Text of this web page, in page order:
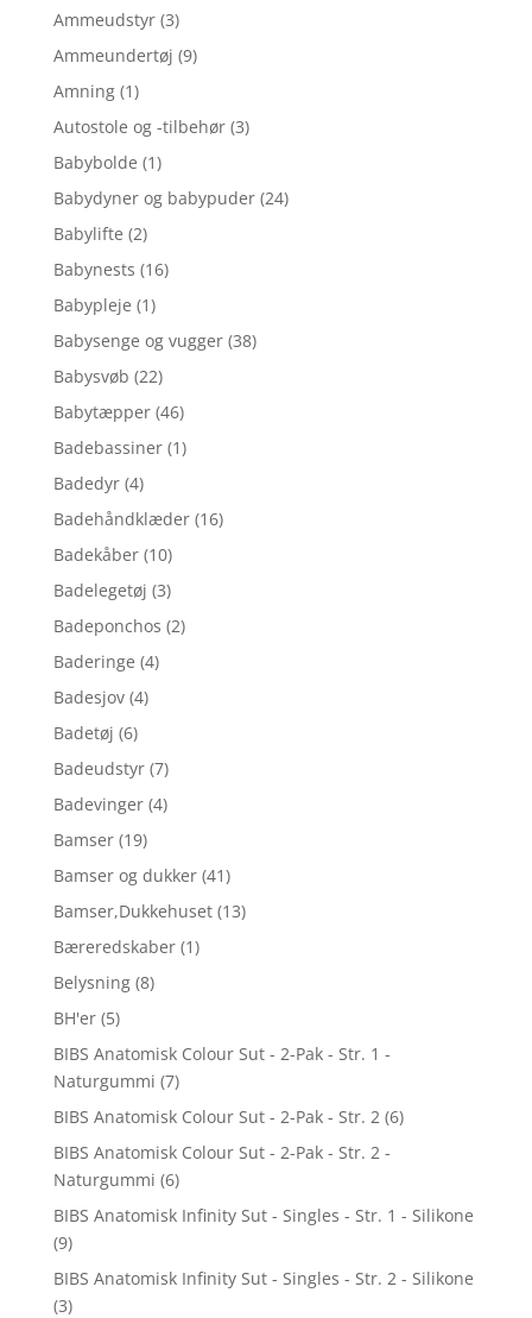
Ammeudstyr (3)
Ammeundertøj (9)
Amning (1)
Autostole og -tilbehør (3)
Babybolde (1)
Babydyner og babypuder (24)
Babylifte (2)
Babynests (16)
Babypleje (1)
Babysenge og vugger (38)
Babysvøb (22)
Babytæpper (46)
Badebassiner (1)
Badedyr (4)
Badehåndklæder (16)
Badekåber (10)
Badelegetøj (3)
Badeponchos (2)
Baderinge (4)
Badesjov (4)
Badetøj (6)
Badeudstyr (7)
Badevinger (4)
Bamser (19)
Bamser og dukker (41)
Bamser,Dukkehuset (13)
Bæreredskaber (1)
Belysning (8)
BH'er (5)
BIBS Anatomisk Colour Sut - 2-Pak - Str. 1 -
Naturgummi (7)
BIBS Anatomisk Colour Sut - 2-Pak - Str. 2 (6)
BIBS Anatomisk Colour Sut - 2-Pak - Str. 2 -
Naturgummi (6)
BIBS Anatomisk Infinity Sut - Singles - Str. 1 - Silikone
(9)
BIBS Anatomisk Infinity Sut - Singles - Str. 2 - Silikone
(3)